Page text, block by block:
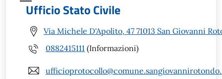
Ufficio Stato Civile
Via Michele D'Apolito, 47 71013 San Giovanni
0882415111 (Informazioni)